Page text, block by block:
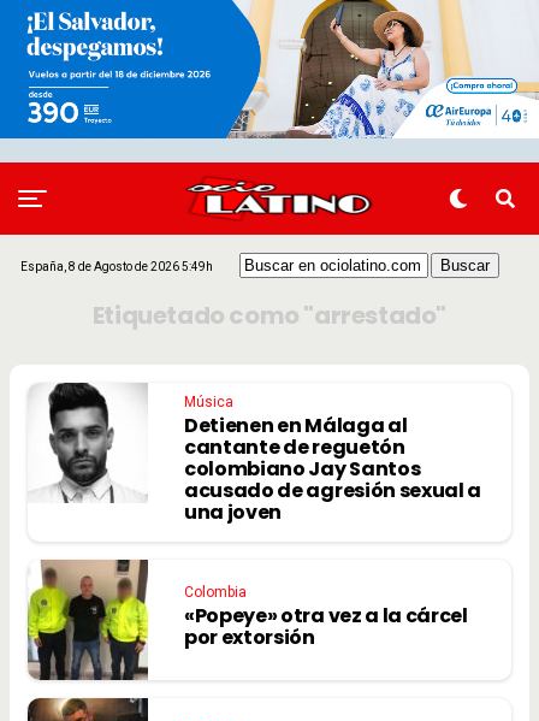
España, 8 de Agosto de 2026 5:49h
Etiquetado como "arrestado"
Música
Detienen en Málaga al
cantante de reguetón
colombiano Jay Santos
acusado de agresión sexual a
una joven
Colombia
«Popeye» otra vez a la cárcel
por extorsión